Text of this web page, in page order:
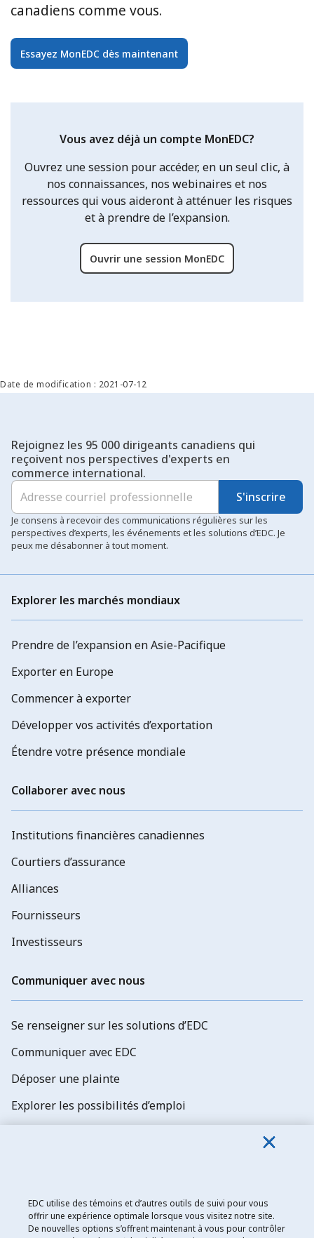
canadiens comme vous.
Essayez MonEDC dès maintenant
Vous avez déjà un compte MonEDC?
Ouvrez une session pour accéder, en un seul clic, à
nos connaissances, nos webinaires et nos
ressources qui vous aideront à atténuer les risques
et à prendre de l’expansion.
Ouvrir une session MonEDC
Date de modification : 2021-07-12
Rejoignez les 95 000 dirigeants canadiens qui
reçoivent nos perspectives d'experts en
commerce international.
S'inscrire
Je consens à recevoir des communications régulières sur les
perspectives d’experts, les événements et les solutions d’EDC. Je
peux me désabonner à tout moment.
Explorer les marchés mondiaux
Prendre de l’expansion en Asie-Pacifique
Exporter en Europe
Commencer à exporter
Développer vos activités d’exportation
Étendre votre présence mondiale
Collaborer avec nous
Institutions financières canadiennes
Courtiers d’assurance
Alliances
Fournisseurs
Investisseurs
Communiquer avec nous
Se renseigner sur les solutions d’EDC
Communiquer avec EDC
Déposer une plainte
Explorer les possibilités d’emploi
EDC utilise des témoins et d’autres outils de suivi pour vous
offrir une expérience optimale lorsque vous visitez notre site.
De nouvelles options s’offrent maintenant à vous pour contrôler